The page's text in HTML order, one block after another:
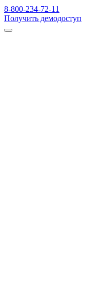
8-800-234-72-11
Получить демодоступ